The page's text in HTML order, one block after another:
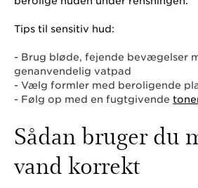
Tips til sensitiv hud:
- Brug bløde, fejende bevægelser
genanvendelig vatpad
- Vælg formler med beroligende
- Følg op med en fugtgivende
Sådan bruger du
vand korrekt